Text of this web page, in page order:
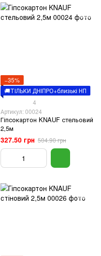
−35%
🚚ТІЛЬКИ ДНІПРО+близькі НП
4
Артикул: 00024
Гіпсокартон KNAUF стельовий
2,5м
327.50 грн 504.90 грн